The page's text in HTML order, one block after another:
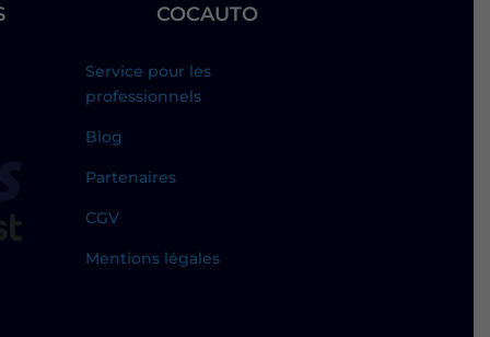
COCAUTO
Service pour les
professionnels
Blog
Partenaires
CGV
Mentions légales